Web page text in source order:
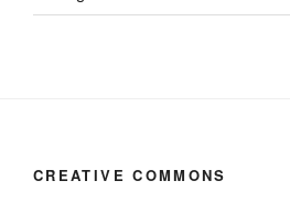
CREATIVE COMMONS